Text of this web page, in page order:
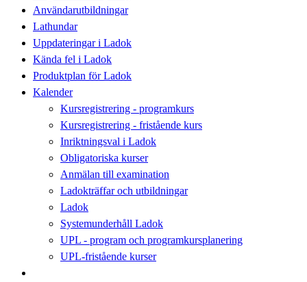
Användarutbildningar
Lathundar
Uppdateringar i Ladok
Kända fel i Ladok
Produktplan för Ladok
Kalender
Kursregistrering - programkurs
Kursregistrering - fristående kurs
Inriktningsval i Ladok
Obligatoriska kurser
Anmälan till examination
Ladokträffar och utbildningar
Ladok
Systemunderhåll Ladok
UPL - program och programkursplanering
UPL-fristående kurser